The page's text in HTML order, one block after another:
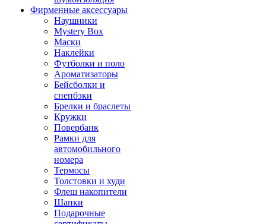
Фирменные аксессуары
Наушники
Mystery Box
Маски
Наклейки
Футболки и поло
Ароматизаторы
Бейсболки и
снепбэки
Брелки и браслеты
Кружки
Повербанк
Рамки для
автомобильного
номера
Термосы
Толстовки и худи
Флеш накопители
Шапки
Подарочные